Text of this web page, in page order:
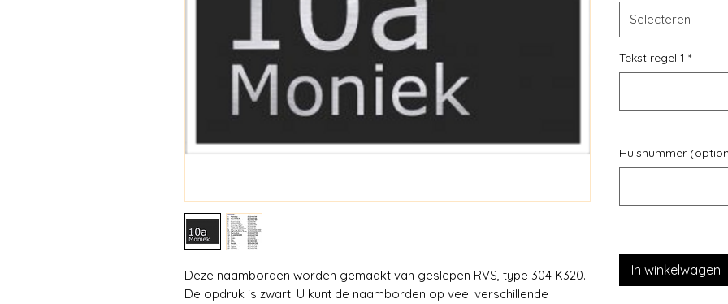
Deze naamborden worden gemaakt van geslepen RVS, type 304 K320.
De opdruk is zwart. U kunt de naamborden op veel verschillende
Selecteren
Tekst regel 1 *
Huisnummer
In winkelwagen